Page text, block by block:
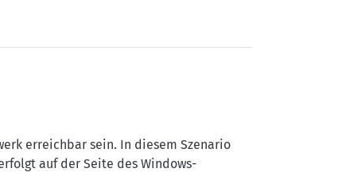
erreichbar sein. In diesem Szenario
auf der Seite des Windows-